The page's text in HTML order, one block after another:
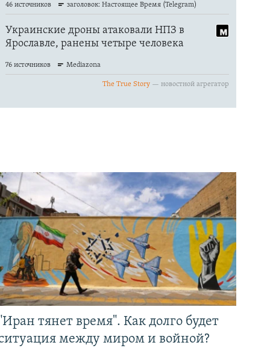
тянет время". Как долго будет
между миром и войной?